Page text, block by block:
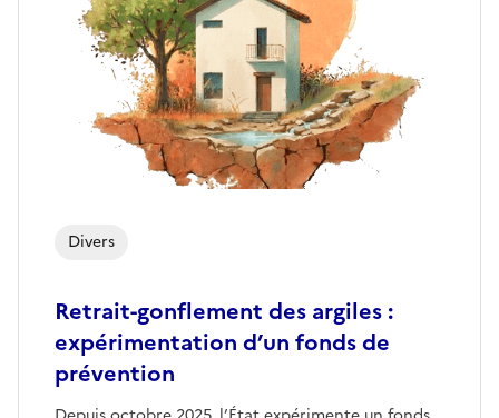
Retrait-gonflement des argiles :
expérimentation d’un fonds de
prévention
Divers